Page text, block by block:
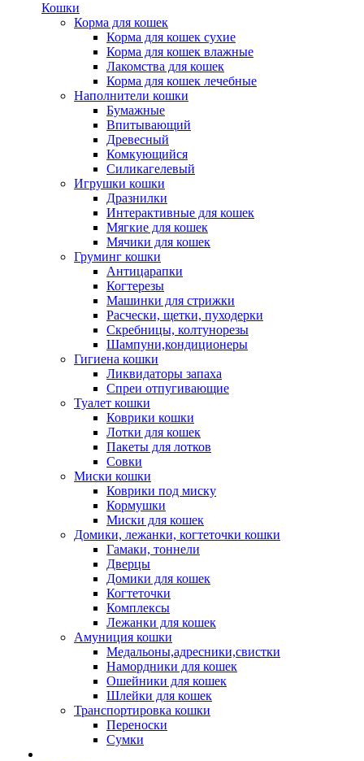
Кошки
Корма для кошек
Корма для кошек сухие
Корма для кошек влажные
Лакомства для кошек
Корма для кошек лечебные
Наполнители кошки
Бумажные
Впитывающий
Древесный
Комкующийся
Силикагелевый
Игрушки кошки
Дразнилки
Интерактивные для кошек
Мягкие для кошек
Мячики для кошек
Груминг кошки
Антицарапки
Когтерезы
Машинки для стрижки
Расчески, щетки, пуходерки
Скребницы, колтунорезы
Шампуни,кондиционеры
Гигиена кошки
Ликвидаторы запаха
Спреи отпугивающие
Туалет кошки
Коврики кошки
Лотки для кошек
Пакеты для лотков
Совки
Миски кошки
Коврики под миску
Кормушки
Миски для кошек
Домики, лежанки, когтеточки кошки
Гамаки, тоннели
Дверцы
Домики для кошек
Когтеточки
Комплексы
Лежанки для кошек
Амуниция кошки
Медальоны,адресники,свистки
Намордники для кошек
Ошейники для кошек
Шлейки для кошек
Транспортировка кошки
Переноски
Сумки